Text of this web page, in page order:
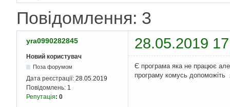
Повідомлення: 3
yra0990282845 28.05.2019
Новий користувач
Поза форумом
Дата реєстрації: 28.05.2019
Повідомлень: 1
Репутація: 0
Є програма яка не працює але
програму комусь допоможіть